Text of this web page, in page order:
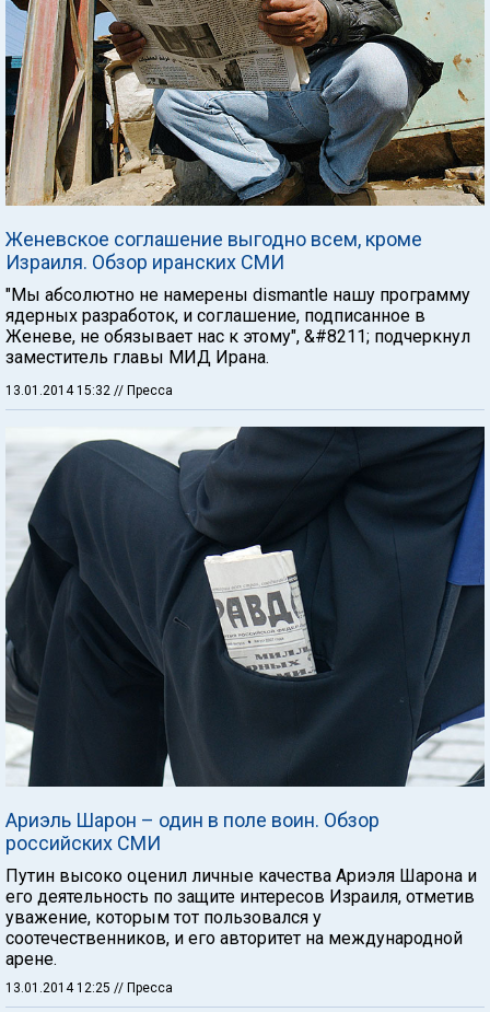
Женевское соглашение выгодно всем, кроме
Израиля. Обзор иранских СМИ
"Мы абсолютно не намерены dismantle нашу программу
ядерных разработок, и соглашение, подписанное в
Женеве, не обязывает нас к этому", &#8211; подчеркнул
заместитель главы МИД Ирана.
13.01.2014 15:32 // Пресса
Ариэль Шарон – один в поле воин. Обзор
российских СМИ
Путин высоко оценил личные качества Ариэля Шарона и
его деятельность по защите интересов Израиля, отметив
уважение, которым тот пользовался у
соотечественников, и его авторитет на международной
арене.
13.01.2014 12:25 // Пресса